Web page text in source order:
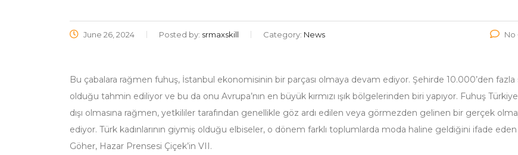
June 26, 2024 Posted by: srmaxskill Category: News No
Bu çabalara rağmen fuhuş, İstanbul ekonomisinin bir parçası olmaya devam ediyor. Şehirde 10.000’den fazla
olduğu tahmin ediliyor ve bu da onu Avrupa’nın en büyük kırmızı ışık bölgelerinden biri yapıyor. Fuhuş
dışı olmasına rağmen, yetkililer tarafından genellikle göz ardı edilen veya görmezden gelinen bir gerçek
ediyor. Türk kadınlarının giymiş olduğu elbiseler, o dönem farklı toplumlarda moda haline geldiğini ifade
Göher, Hazar Prensesi Çiçek’in VII.